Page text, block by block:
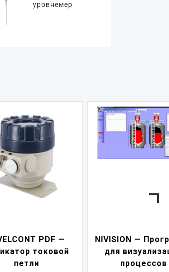
уровнемер
— Программа
визуализации
процессов
NIPOWER —
питания